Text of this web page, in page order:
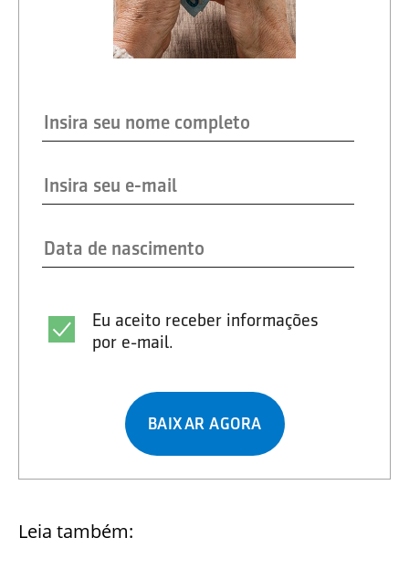
Eu aceito receber informações
por e-mail.
BAIXAR AGORA
Leia também: